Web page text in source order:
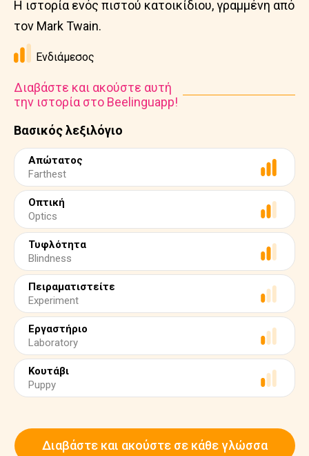
Βασικός λεξιλόγιο
Απώτατος
Farthest
Οπτική
Optics
Τυφλότητα
Blindness
Πειραματιστείτε
Experiment
Εργαστήριο
Laboratory
Κουτάβι
Puppy
Η ιστορία ενός πιστού κατοικίδιου, γραμμένη από
τον Mark Twain.
Ενδιάμεσος
Διαβάστε και ακούστε αυτή
την ιστορία στο Beelinguapp!
Διαβάστε και ακούστε σε κάθε γλώσσα